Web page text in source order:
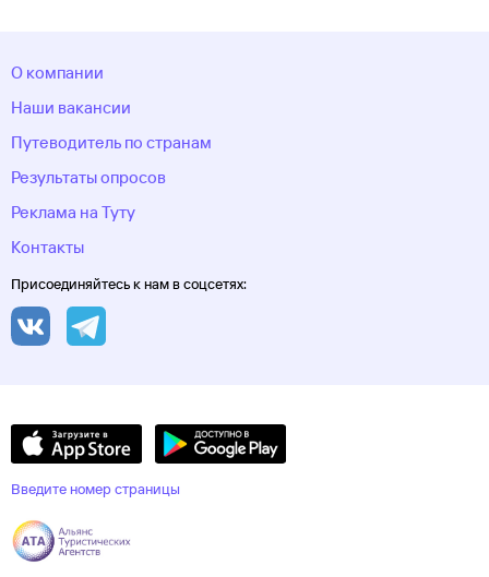
О компании
Наши вакансии
Путеводитель по странам
Результаты опросов
Реклама на Туту
Контакты
Присоединяйтесь к нам в соцсетях:
Введите номер страницы